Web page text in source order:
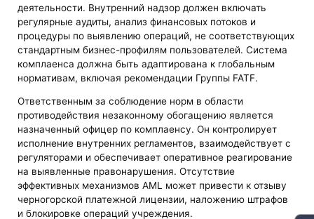
деятельности. Внутренний надзор должен включать
регулярные аудиты, анализ финансовых потоков и
процедуры по выявлению операций, не соответствующих
стандартным бизнес-профилям пользователей. Система
комплаенса должна быть адаптирована к глобальным
нормативам, включая рекомендации Группы FATF.
Ответственным за соблюдение норм в области
противодействия незаконному обогащению является
назначенный офицер по комплаенсу. Он контролирует
исполнение внутренних регламентов, взаимодействует с
регуляторами и обеспечивает оперативное реагирование
на выявленные правонарушения. Отсутствие
эффективных механизмов AML может привести к отзыву
черногорской платежной лицензии, наложению штрафов
и блокировке операций учреждения.